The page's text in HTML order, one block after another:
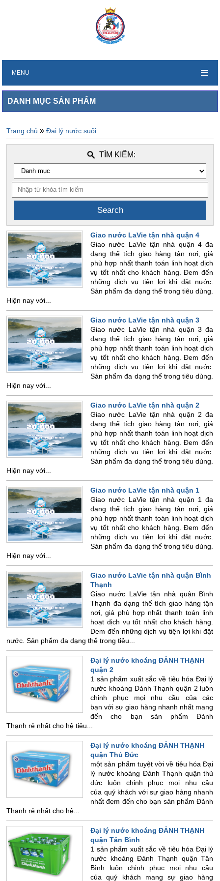
MENU
DANH MỤC SẢN PHẨM
Trang chủ » Đại lý nước suối
TÌM KIẾM:
Giao nước LaVie tận nhà quận 4
Giao nước LaVie tận nhà quận 4 đa
dạng thể tích giao hàng tận nơi, giá
phù hợp nhất thanh toán linh hoạt dịch
vụ tốt nhất cho khách hàng. Đem đến
những dịch vụ tiện lợi khi đặt nước.
Sản phẩm đa dạng thể trong tiêu dùng.
Hiện nay với...
Giao nước LaVie tận nhà quận 3
Giao nước LaVie tận nhà quận 3 đa
dạng thể tích giao hàng tận nơi, giá
phù hợp nhất thanh toán linh hoạt dịch
vụ tốt nhất cho khách hàng. Đem đến
những dịch vụ tiện lợi khi đặt nước.
Sản phẩm đa dạng thể trong tiêu dùng.
Hiện nay với...
Giao nước LaVie tận nhà quận 2
Giao nước LaVie tận nhà quận 2 đa
dạng thể tích giao hàng tận nơi, giá
phù hợp nhất thanh toán linh hoạt dịch
vụ tốt nhất cho khách hàng. Đem đến
những dịch vụ tiện lợi khi đặt nước.
Sản phẩm đa dạng thể trong tiêu dùng.
Hiện nay với...
Giao nước LaVie tận nhà quận 1
Giao nước LaVie tận nhà quận 1 đa
dạng thể tích giao hàng tận nơi, giá
phù hợp nhất thanh toán linh hoạt dịch
vụ tốt nhất cho khách hàng. Đem đến
những dịch vụ tiện lợi khi đặt nước.
Sản phẩm đa dạng thể trong tiêu dùng.
Hiện nay với...
Giao nước LaVie tận nhà quận Bình
Thạnh
Giao nước LaVie tận nhà quận Bình
Thạnh đa dạng thể tích giao hàng tận
nơi, giá phù hợp nhất thanh toán linh
hoạt dịch vụ tốt nhất cho khách hàng.
Đem đến những dịch vụ tiện lợi khi đặt
nước. Sản phẩm đa dạng thể trong tiêu...
Đại lý nước khoáng ĐẢNH THẠNH
quận 2
1 sản phẩm xuất sắc về tiêu hóa Đại lý
nước khoáng Đảnh Thạnh quận 2 luôn
chinh phục mọi nhu cầu của các
bạn với sự giao hàng nhanh nhất mang
đến cho bạn sản phẩm Đảnh
Thạnh rẻ nhất cho hệ tiêu...
Đại lý nước khoáng ĐẢNH THẠNH
quận Thủ Đức
một sản phẩm tuyệt vời về tiêu hóa Đại
lý nước khoáng Đảnh Thạnh quận thủ
đức luôn chinh phục mọi nhu cầu
của quý khách với sự giao hàng nhanh
nhất đem đến cho bạn sản phẩm Đảnh
Thạnh rẻ nhất cho hệ...
Đại lý nước khoáng ĐẢNH THẠNH
quận Tân Bình
1 sản phẩm xuất sắc về tiêu hóa Đại lý
nước khoáng Đảnh Thạnh quận Tân
Bình luôn chinh phục mọi nhu cầu
của quý khách mang sự giao hàng